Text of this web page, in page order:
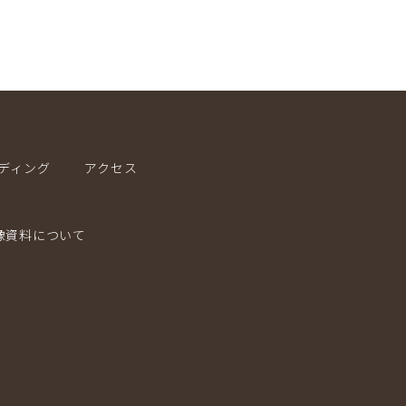
ィング アクセス
資料について